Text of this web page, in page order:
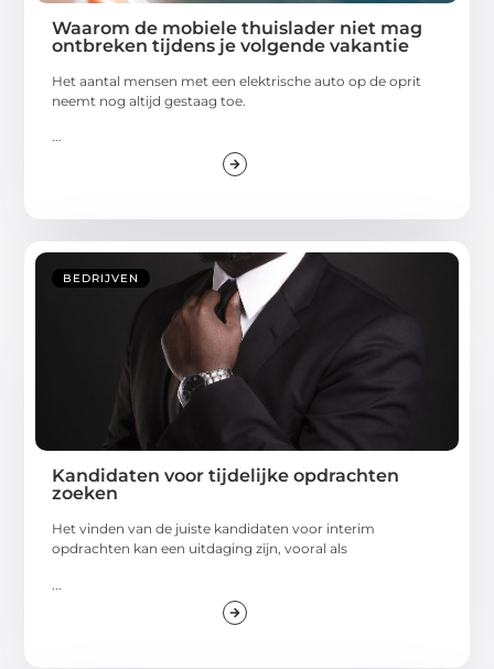
Waarom de mobiele thuislader niet mag
ontbreken tijdens je volgende vakantie
Het aantal mensen met een elektrische auto op de oprit
neemt nog altijd gestaag toe.
...
BEDRIJVEN
Kandidaten voor tijdelijke opdrachten
zoeken
Het vinden van de juiste kandidaten voor interim
opdrachten kan een uitdaging zijn, vooral als